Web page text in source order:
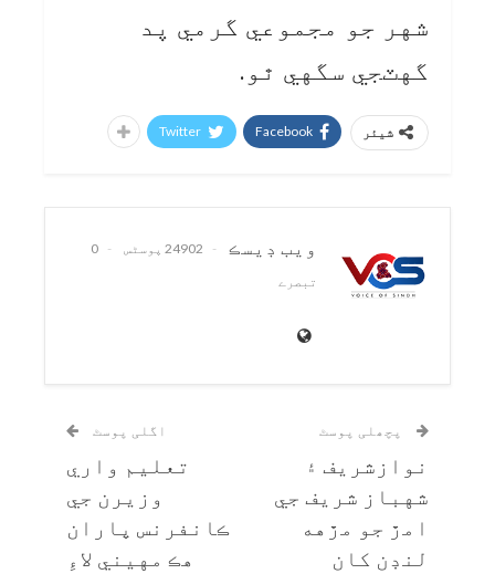
شهر جو مجموعي گرمي پد
گهٽجي سگهي ٿو.
شیئر Facebook
Twitter
ويب ڊيسڪ 24902 پوسٹس
0
تبصرے
پچھلی پوسٹ
نوازشريف ۽
شهباز شريف جي
امڙ جو مڙهه
لنڊن کان
اگلی پوسٹ
تعليم واري
وزيرن جي
ڪانفرنس پاران
هڪ مهيني لاءِ